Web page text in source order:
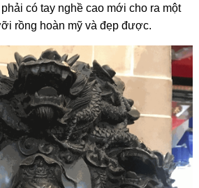
có tay nghề cao mới cho ra một
rồng hoàn mỹ và đẹp được.